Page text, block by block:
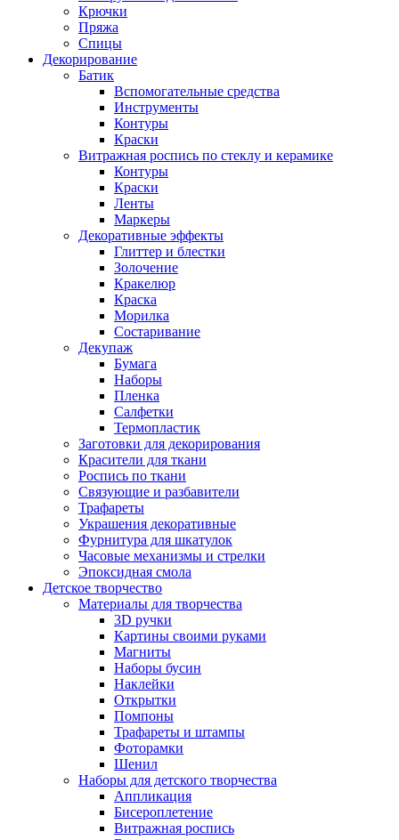
Крючки
Пряжа
Спицы
Декорирование
Батик
Вспомогательные средства
Инструменты
Контуры
Краски
Витражная роспись по стеклу и керамике
Контуры
Краски
Ленты
Маркеры
Декоративные эффекты
Глиттер и блестки
Золочение
Кракелюр
Краска
Морилка
Состаривание
Декупаж
Бумага
Наборы
Пленка
Салфетки
Термопластик
Заготовки для декорирования
Красители для ткани
Роспись по ткани
Связующие и разбавители
Трафареты
Украшения декоративные
Фурнитура для шкатулок
Часовые механизмы и стрелки
Эпоксидная смола
Детское творчество
Материалы для творчества
3D ручки
Картины своими руками
Магниты
Наборы бусин
Наклейки
Открытки
Помпоны
Трафареты и штампы
Фоторамки
Шенил
Наборы для детского творчества
Аппликация
Бисероплетение
Витражная роспись